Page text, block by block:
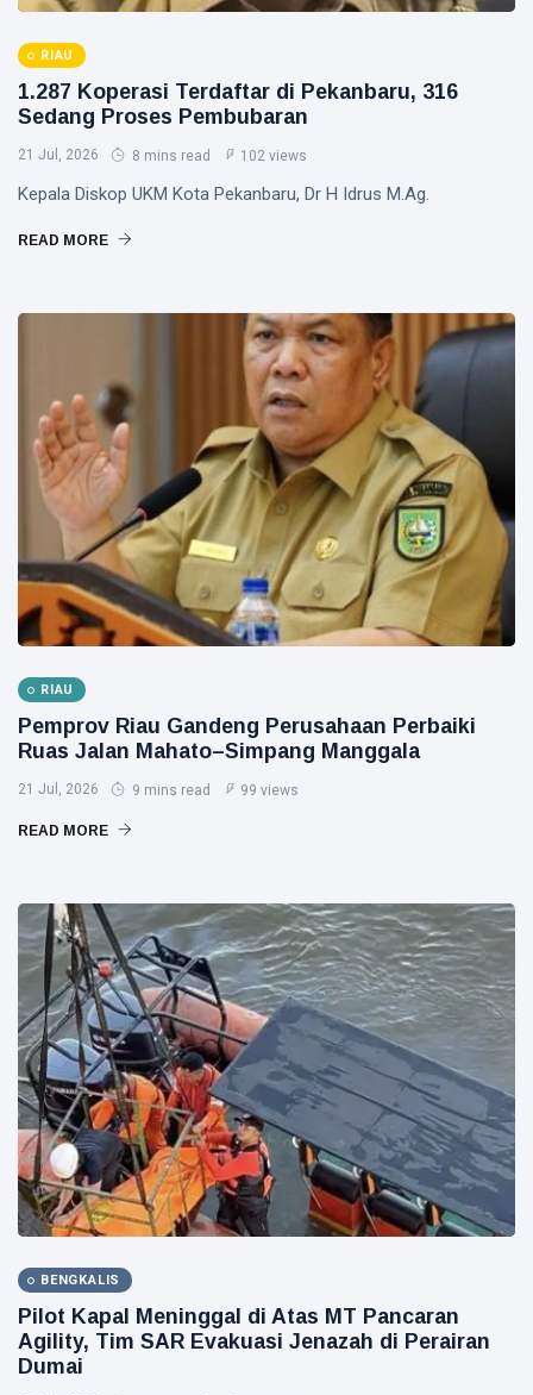
RIAU
1.287 Koperasi Terdaftar di Pekanbaru, 316
Sedang Proses Pembubaran
21 Jul, 2026 8 mins read 102 views
Kepala Diskop UKM Kota Pekanbaru, Dr H Idrus M.Ag.
READ MORE
RIAU
Pemprov Riau Gandeng Perusahaan Perbaiki
Ruas Jalan Mahato–Simpang Manggala
21 Jul, 2026 9 mins read 99 views
READ MORE
BENGKALIS
Pilot Kapal Meninggal di Atas MT Pancaran
Agility, Tim SAR Evakuasi Jenazah di Perairan
Dumai